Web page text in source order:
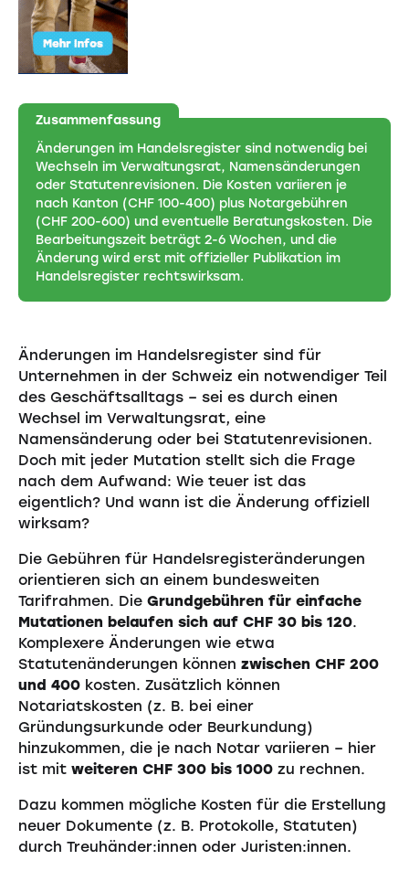
Zusammenfassung
Änderungen im Handelsregister sind notwendig bei
Wechseln im Verwaltungsrat, Namensänderungen
oder Statutenrevisionen. Die Kosten variieren je
nach Kanton (CHF 100-400) plus Notargebühren
(CHF 200-600) und eventuelle Beratungskosten. Die
Bearbeitungszeit beträgt 2-6 Wochen, und die
Änderung wird erst mit offizieller Publikation im
Handelsregister rechtswirksam.
Änderungen im Handelsregister sind für
Unternehmen in der Schweiz ein notwendiger Teil
des Geschäftsalltags – sei es durch einen
Wechsel im Verwaltungsrat, eine
Namensänderung oder bei Statutenrevisionen.
Doch mit jeder Mutation stellt sich die Frage
nach dem Aufwand: Wie teuer ist das
eigentlich? Und wann ist die Änderung offiziell
wirksam?
Die Gebühren für Handelsregisteränderungen
orientieren sich an einem bundesweiten
Tarifrahmen. Die Grundgebühren für einfache
Mutationen belaufen sich auf CHF 30 bis 120.
Komplexere Änderungen wie etwa
Statutenänderungen können zwischen CHF 200
und 400kosten. Zusätzlich können
Notariatskosten (z. B. bei einer
Gründungsurkunde oder Beurkundung)
hinzukommen, die je nach Notar variieren – hier
ist mit weiteren CHF 300 bis 1000zu rechnen.
Dazu kommen mögliche Kosten für die Erstellung
neuer Dokumente (z. B. Protokolle, Statuten)
durch Treuhänder:innen oder Juristen:innen.